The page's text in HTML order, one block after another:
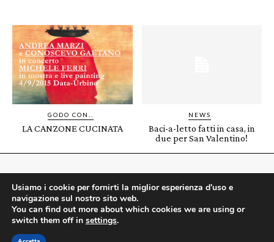
GODO CON..
LA CANZONE CUCINATA
NEWS
Baci-a-letto fatti in casa, in
due per San Valentino!
Usiamo i cookie per fornirti la miglior esperienza d'uso e
navigazione sul nostro sito web.
You can find out more about which cookies we are using or
switch them off in settings.